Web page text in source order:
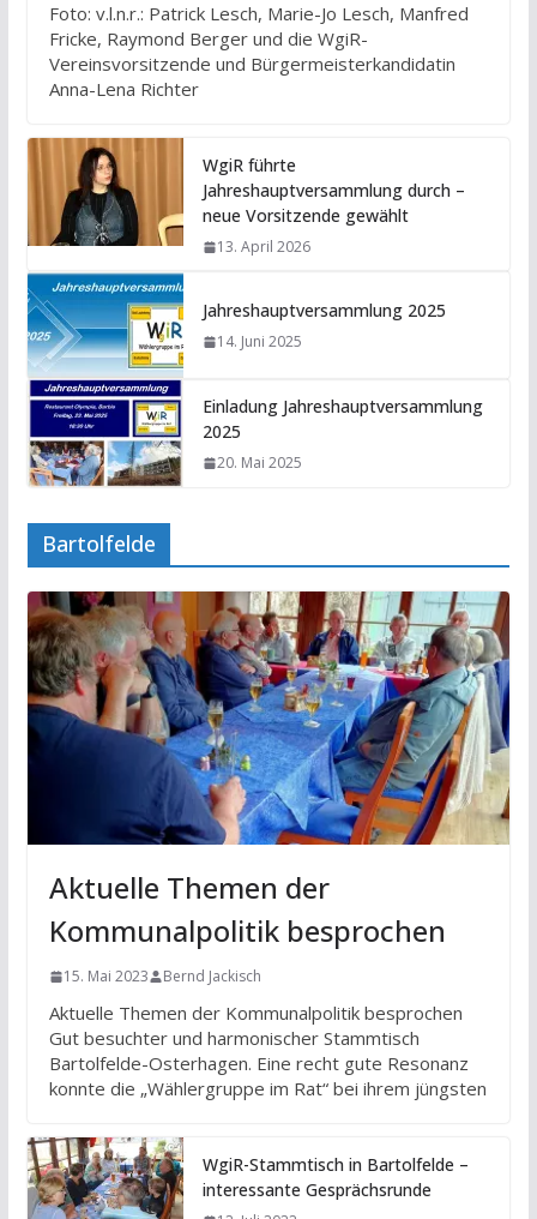
Foto: v.l.n.r.: Patrick Lesch, Marie-Jo Lesch, Manfred
Fricke, Raymond Berger und die WgiR-
Vereinsvorsitzende und Bürgermeisterkandidatin
Anna-Lena Richter
WgiR führte
Jahreshauptversammlung durch –
neue Vorsitzende gewählt
13. April 2026
Jahreshauptversammlung 2025
14. Juni 2025
Einladung Jahreshauptversammlung
2025
20. Mai 2025
Bartolfelde
Aktuelle Themen der
Kommunalpolitik besprochen
15. Mai 2023 Bernd Jackisch
Aktuelle Themen der Kommunalpolitik besprochen
Gut besuchter und harmonischer Stammtisch
Bartolfelde-Osterhagen. Eine recht gute Resonanz
konnte die „Wählergruppe im Rat“ bei ihrem jüngsten
WgiR-Stammtisch in Bartolfelde –
interessante Gesprächsrunde